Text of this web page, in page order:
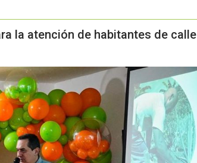
la atención de habitantes de calle